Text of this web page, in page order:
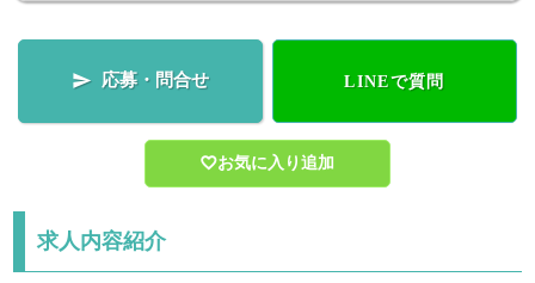
 応募・問合せ LINEで質問
お気に入り追加
求人内容紹介